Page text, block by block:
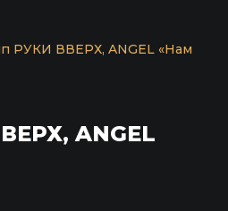
РУКИ ВВЕРХ, ANGEL «Нам
ANGEL